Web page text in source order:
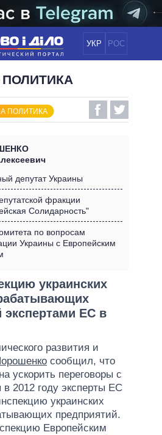
УКР РОС
НОВОСТИ
ПОЛИТИКА
ЭКОНОМИКА
МИР
ОФИС
ВИДЕО
ПОЛИТИКОВ
ПОЛИТИКА
депутат Украины
фракции
Солидарность"
по вопросам
Украины с Европейским
украинских
экспертами ЕС в
развития и
сообщил, что
ускорить переговоры с
2012 году эксперты ЕС
украинских
предприятий.
Европейским